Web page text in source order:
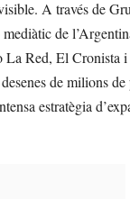
A través de
de
Red, El Cronista
de milions
estratègia